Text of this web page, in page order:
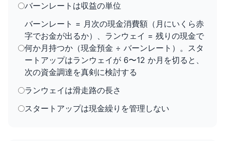
バーンレートは収益の単位
バーンレート = 月次の現金消費額（月にいくら赤
字でお金が出るか）、ランウェイ = 残りの現金で
何か月持つか（現金預金 ÷ バーンレート）。スタ
ートアップはランウェイが 6〜12 か月を切ると、
次の資金調達を真剣に検討する
ランウェイは滑走路の長さ
スタートアップは現金繰りを管理しない